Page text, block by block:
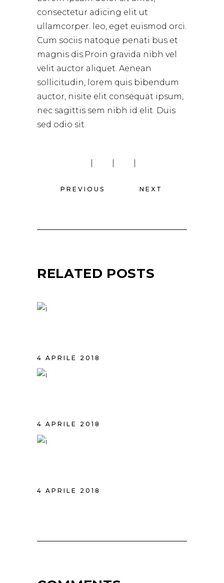
consectetur adicing elit ut
ullamcorper. leo, eget euismod orci.
Cum sociis natoque penati bus et
magnis dis.Proin gravida nibh vel
velit auctor aliquet. Aenean
sollicitudin, lorem quis bibendum
auctor, nisite elit consequat ipsum,
nec sagittis sem nibh id elit. Duis
sed odio sit.
PREVIOUS NEXT
RELATED POSTS
4 APRILE 2018
4 APRILE 2018
4 APRILE 2018